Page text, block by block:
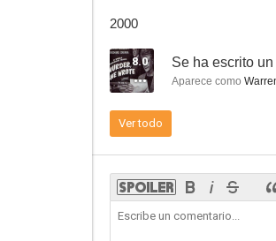
2000
8.0 Se ha escrito
Aparece como
Ver todo